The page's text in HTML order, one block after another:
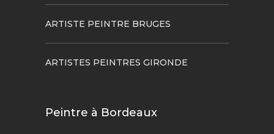
ARTISTE PEINTRE BRUGES
ARTISTES PEINTRES GIRONDE
Peintre à Bordeaux